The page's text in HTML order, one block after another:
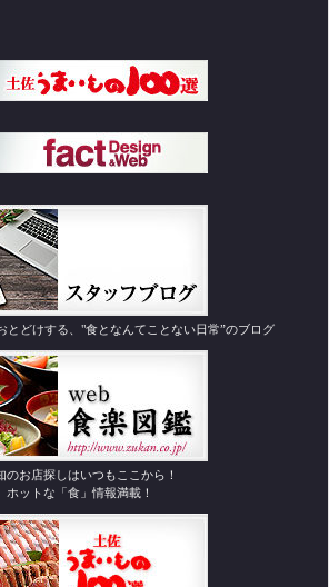
とどけする、"食となんてことない日常”のブログ
のお店探しはいつもここから！
ホットな「食」情報満載！